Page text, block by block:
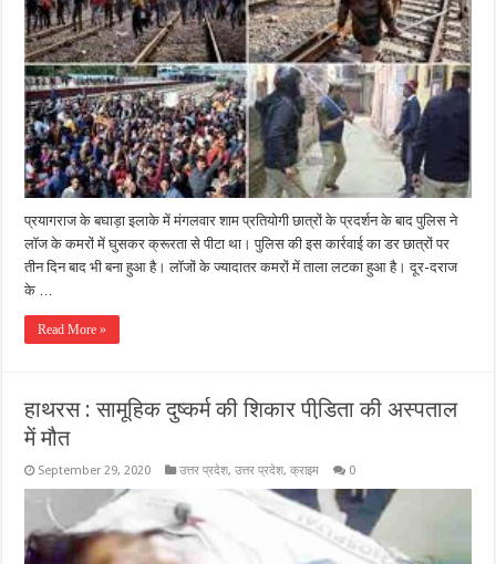
प्रयागराज के बघाड़ा इलाके में मंगलवार शाम प्रतियोगी छात्रों के प्रदर्शन के बाद पुलिस ने
लॉज के कमरों में घुसकर क्रूरता से पीटा था। पुलिस की इस कार्रवाई का डर छात्रों पर
तीन दिन बाद भी बना हुआ है। लॉजों के ज्यादातर कमरों में ताला लटका हुआ है। दूर-दराज
के …
Read More »
हाथरस : सामूहिक दुष्कर्म की शिकार पीडि़ता की अस्पताल
में मौत
September 29, 2020 उत्तर प्रदेश,उत्तर प्रदेश,क्राइम 0